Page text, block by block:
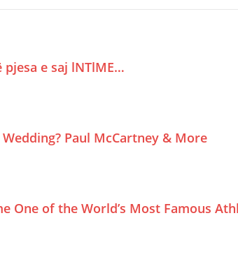
pjesa e saj lNTlME…
Paul McCartney & More
One of the World’s Most Famous